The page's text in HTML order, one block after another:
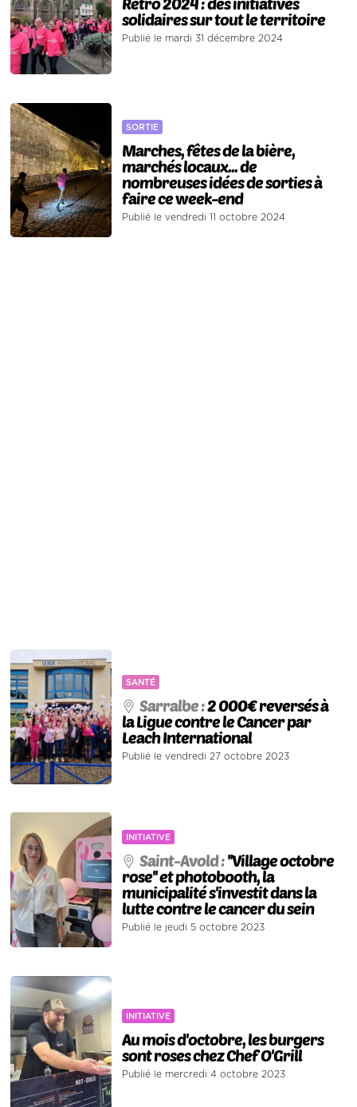
solidaires sur tout le territoire
Publié le mardi 31 décembre 2024
SORTIE
Marches, fêtes de la bière,
marchés locaux... de
nombreuses idées de sorties à
faire ce week-end
Publié le vendredi 11 octobre 2024
SANTÉ
Sarralbe :2 000€ reversés à
la Ligue contre le Cancer par
Leach International
Publié le vendredi 27 octobre 2023
INITIATIVE
Saint-Avold :''Village octobre
rose'' et photobooth, la
municipalité s'investit dans la
lutte contre le cancer du sein
Publié le jeudi 5 octobre 2023
INITIATIVE
Au mois d'octobre, les burgers
sont roses chez Chef O'Grill
Publié le mercredi 4 octobre 2023